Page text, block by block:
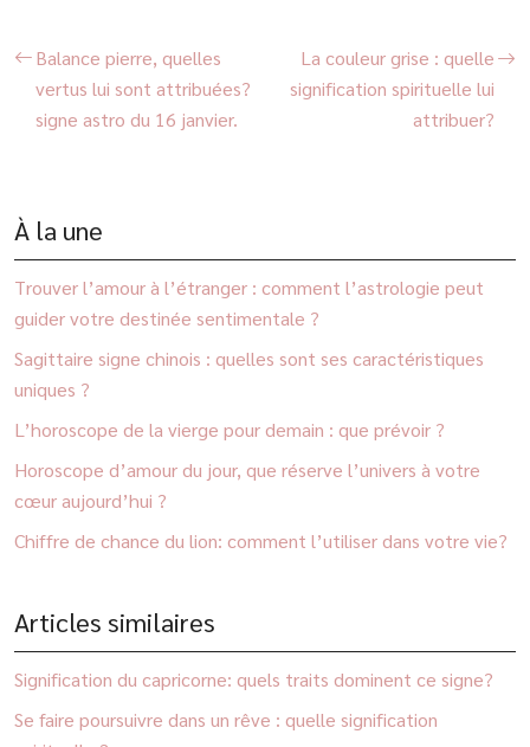
Balance pierre, quelles
vertus lui sont attribuées?
signe astro du 16 janvier.
La couleur grise : quelle
signification spirituelle lui
attribuer?
À la une
Trouver l’amour à l’étranger : comment l’astrologie peut
guider votre destinée sentimentale ?
Sagittaire signe chinois : quelles sont ses caractéristiques
uniques ?
L’horoscope de la vierge pour demain : que prévoir ?
Horoscope d’amour du jour, que réserve l’univers à votre
cœur aujourd’hui ?
Chiffre de chance du lion: comment l’utiliser dans votre vie?
Articles similaires
Signification du capricorne: quels traits dominent ce signe?
Se faire poursuivre dans un rêve : quelle signification